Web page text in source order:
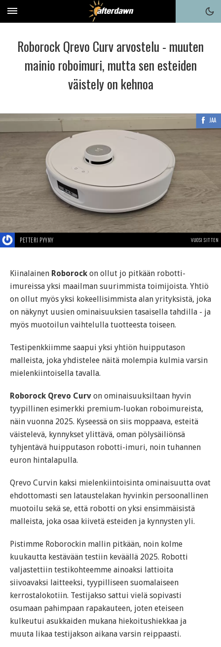
Roborock Qrevo Curv arvostelu - muuten
mainio roboimuri, mutta sen esteiden
väistely on kehnoa
JAA
PETTERI PYYNY VUOSI SITTEN
Kiinalainen Roborock on ollut jo pitkään robotti-
imureissa yksi maailman suurimmista toimijoista. Yhtiö
on ollut myös yksi kokeellisimmista alan yrityksistä, joka
on näkynyt uusien ominaisuuksien tasaisella tahdilla - ja
myös muotoilun vaihtelulla tuotteesta toiseen.
Testipenkkiimme saapui yksi yhtiön huipputason
malleista, joka yhdistelee näitä molempia kulmia varsin
mielenkiintoisella tavalla.
Roborock Qrevo Curv on ominaisuuksiltaan hyvin
tyypillinen esimerkki premium-luokan roboimureista,
näin vuonna 2025. Kyseessä on siis moppaava, esteitä
väistelevä, kynnykset ylittävä, oman pölysäiliönsä
tyhjentävä huipputason robotti-imuri, noin tuhannen
euron hintalapulla.
Qrevo Curvin kaksi mielenkiintoisinta ominaisuutta ovat
ehdottomasti sen lataustelakan hyvinkin persoonallinen
muotoilu sekä se, että robotti on yksi ensimmäisistä
malleista, joka osaa kiivetä esteiden ja kynnysten yli.
Pistimme Roborockin mallin pitkään, noin kolme
kuukautta kestävään testiin keväällä 2025. Robotti
valjastettiin testikohteemme ainoaksi lattioita
siivoavaksi laitteeksi, tyypilliseen suomalaiseen
kerrostalokotiin. Testijakso sattui vielä sopivasti
osumaan pahimpaan rapakauteen, joten eteiseen
kulkeutui asukkaiden mukana hiekoitushiekkaa ja
muuta likaa testijakson aikana varsin reippaasti.